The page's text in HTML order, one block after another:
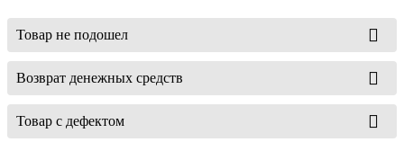
Товар не подошел
Возврат денежных средств
Товар с дефектом